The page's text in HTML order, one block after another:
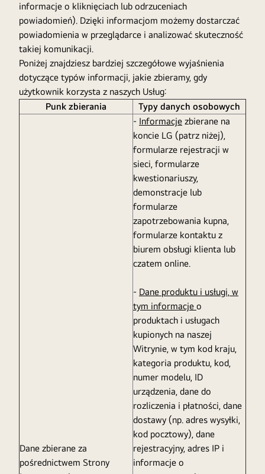
informacje o kliknięciach lub odrzuceniach
powiadomień). Dzięki informacjom możemy dostarczać
powiadomienia w przeglądarce i analizować skuteczność
takiej komunikacji.
Poniżej znajdziesz bardziej szczegółowe wyjaśnienia
dotyczące typów informacji, jakie zbieramy, gdy
użytkownik korzysta z naszych Usług:
Punk zbierania
Typy danych osobowych
Dane zbierane za
pośrednictwem Strony
- Informacje zbierane na
koncie LG (patrz niżej),
formularze rejestracji w
sieci, formularze
kwestionariuszy,
demonstracje lub
formularze
zapotrzebowania kupna,
formularze kontaktu z
biurem obsługi klienta lub
czatem online.
- Dane produktu i usługi, w
tym informacje o
produktach i usługach
kupionych na naszej
Witrynie, w tym kod kraju,
kategoria produktu, kod,
numer modelu, ID
urządzenia, dane do
rozliczenia i płatności, dane
dostawy (np. adres wysyłki,
kod pocztowy), dane
rejestracyjny, adres IP i
informacje o